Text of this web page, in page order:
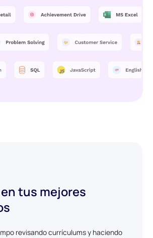
tus mejores
revisando currículums y haciendo